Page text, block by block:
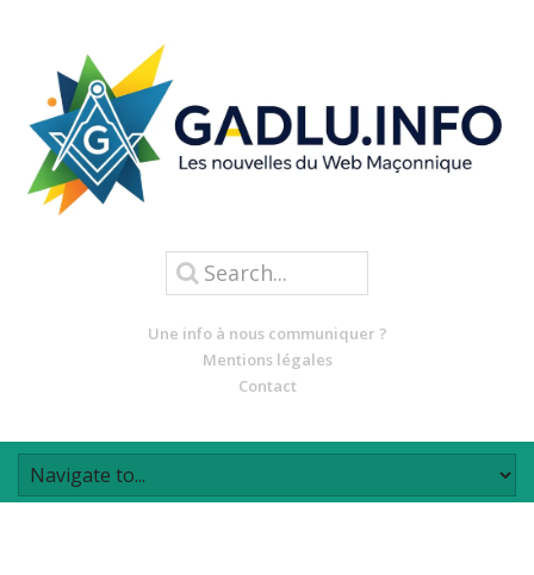
Une info à nous communiquer ?
Mentions légales
Contact